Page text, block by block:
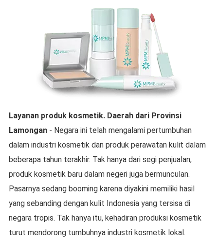
Layanan produk kosmetik. Daerah dari Provinsi
Lamongan- Negara ini telah mengalami pertumbuhan
dalam industri kosmetik dan produk perawatan kulit dalam
beberapa tahun terakhir. Tak hanya dari segi penjualan,
produk kosmetik baru dalam negeri juga bermunculan.
Pasarnya sedang booming karena diyakini memiliki hasil
yang sebanding dengan kulit Indonesia yang tersisa di
negara tropis. Tak hanya itu, kehadiran produksi kosmetik
turut mendorong tumbuhnya industri kosmetik lokal.